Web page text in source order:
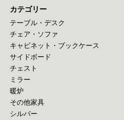
カテゴリー
テーブル・デスク
チェア・ソファ
キャビネット・ブックケース
サイドボード
チェスト
ミラー
暖炉
その他家具
シルバー